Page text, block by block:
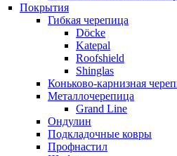
Покрытия
Гибкая черепица
Döcke
Katepal
Roofshield
Shinglas
Коньково-карнизная
Металлочерепица
Grand Line
Ондулин
Подкладочные ковры
Профнастил